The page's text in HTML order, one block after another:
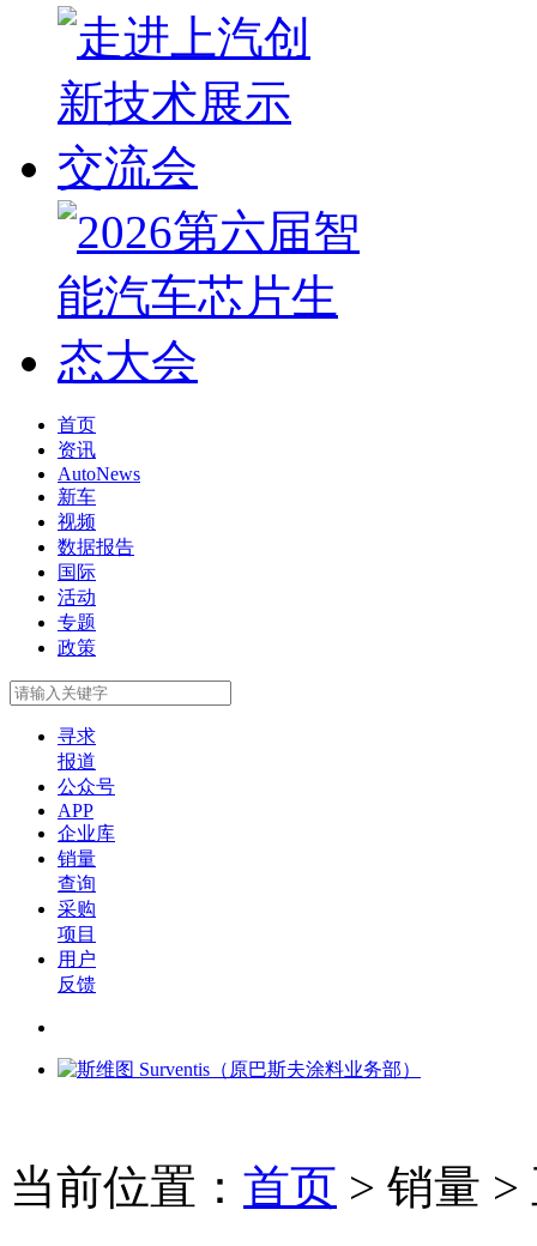
首页
资讯
AutoNews
新车
视频
数据报告
国际
活动
专题
政策
寻求
报道
公众号
APP
企业库
销量
查询
采购
项目
用户
反馈
当前位置： 首页 > 销量 >